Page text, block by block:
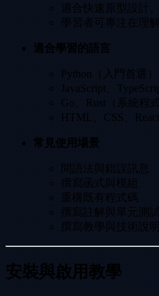
適合快速原型設計
學習者可專注在理
適合學習的語言
Python（入門首選）
JavaScript、
Go、Rust（系統程式
HTML、CSS、
常見使用場景
問語法與錯誤訊息
撰寫函式與模組
重構既有程式碼
撰寫註解與單元測試
撰寫教學與技術說
安裝與啟用教學